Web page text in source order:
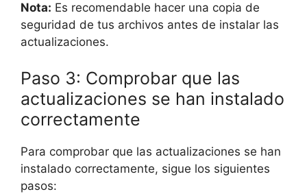
Nota: Es recomendable hacer una copia de
seguridad de tus archivos antes de instalar las
actualizaciones.
Paso 3: Comprobar que las
actualizaciones se han instalado
correctamente
Para comprobar que las actualizaciones se han
instalado correctamente, sigue los siguientes
pasos: